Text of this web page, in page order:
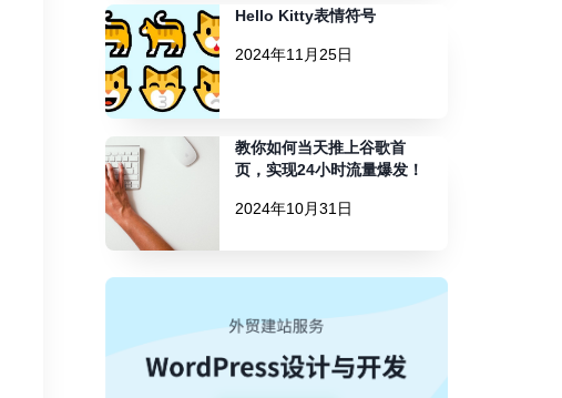
Hello Kitty表情符号
2024年11月25日
教你如何当天推上谷歌首
页，实现24小时流量爆发！
2024年10月31日